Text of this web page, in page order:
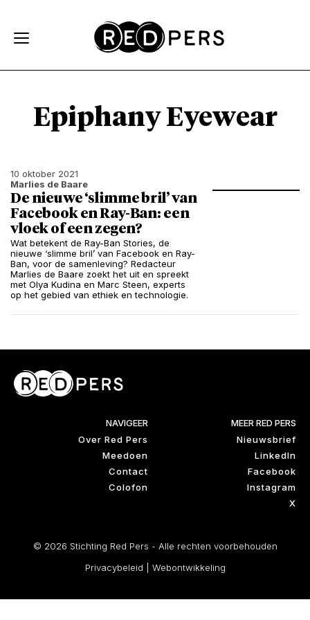
Epiphany Eyewear
10 oktober 2021
Marlies de Baare
De nieuwe ‘slimme bril’ van
Facebook en Ray-Ban: een
vloek of een zegen?
Wat betekent de Ray-Ban Stories, de
nieuwe ‘slimme bril’ van Facebook en Ray-
Ban, voor de samenleving? Redacteur
Marlies de Baare zoekt het uit en spreekt
met Olya Kudina en Marc Steen, experts
op het gebied van ethiek en technologie.
NAVIGEER
Over Red Pers
Meedoen
Contact
Colofon
MEER RED PERS
Nieuwsbrief
LinkedIn
Facebook
Instagram
X
© 2026 Stichting Red Pers - Alle rechten voorbehouden
Privacybeleid
Webontwikkeling